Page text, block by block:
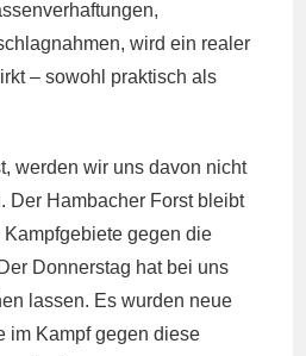
wird ein realer
– sowohl praktisch als
werden wir uns davon nicht
Der Hambacher Forst bleibt
gegen die
Donnerstag hat bei uns
lassen. Es wurden neue
im Kampf gegen diese